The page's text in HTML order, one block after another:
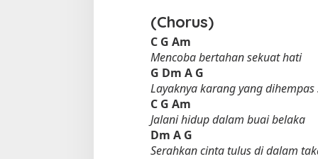
(Chorus)
C G Am
Mencoba bertahan sekuat hati
G Dm A G
Layaknya karang yang
C G Am
Jalani hidup dalam buai belaka
Dm A G
Serahkan cinta tulus di dalam